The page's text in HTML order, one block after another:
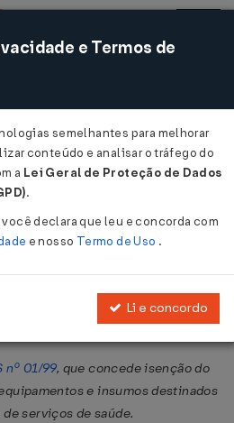
Acessar
ICMS nº 30 de
nº 01/99, que concede isenção do
e insumos destinados
serviços de saúde.
e Termos de
semelhantes para melhorar
conteúdo e analisar o tráfego do
a Lei Geral de Proteção de Dados
.
declara que leu e concorda com
e nosso Termo de Uso .
Li e concordo